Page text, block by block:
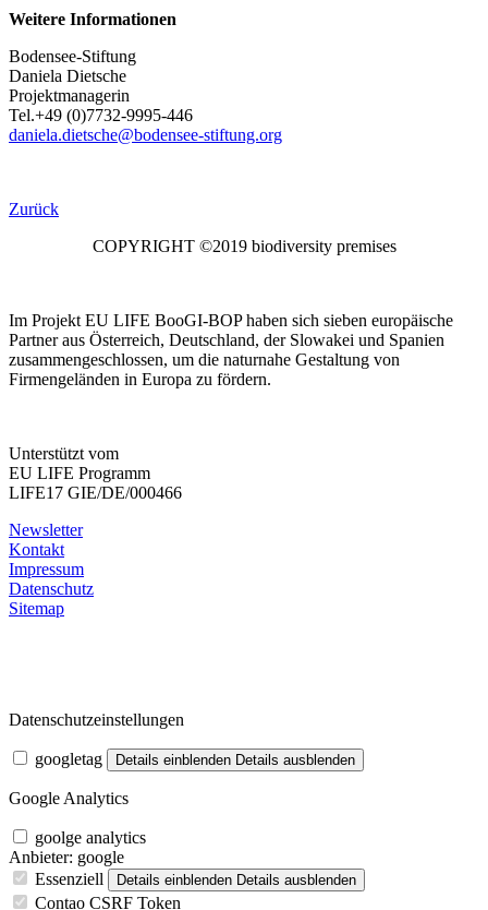
Weitere Informationen
Bodensee-Stiftung
Daniela Dietsche
Projektmanagerin
Tel.+49 (0)7732-9995-446
daniela.dietsche@bodensee-stiftung.org
Zurück
COPYRIGHT ©2019 biodiversity premises
Im Projekt EU LIFE BooGI-BOP haben sich sieben europäische
Partner aus Österreich, Deutschland, der Slowakei und Spanien
zusammengeschlossen, um die naturnahe Gestaltung von
Firmengeländen in Europa zu fördern.
Unterstützt vom
EU LIFE Programm
LIFE17 GIE/DE/000466
Newsletter
Kontakt
Impressum
Datenschutz
Sitemap
Datenschutzeinstellungen
googletag Details einblenden Details ausblenden
Google Analytics
goolge analytics
Anbieter: google
Essenziell
Details einblenden Details ausblenden
Contao CSRF Token